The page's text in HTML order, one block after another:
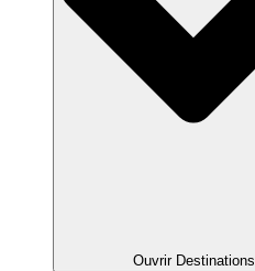
Ouvrir Destinations